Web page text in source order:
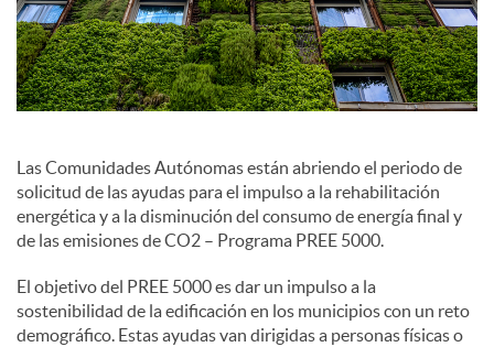
d
e
s
S
o
Las Comunidades Autónomas están abriendo el periodo de
solicitud de las ayudas para el impulso a la rehabilitación
energética y a la disminución del consumo de energía final y
de las emisiones de CO2 – Programa PREE 5000.
El objetivo del PREE 5000 es dar un impulso a la
sostenibilidad de la edificación en los municipios con un reto
demográfico. Estas ayudas van dirigidas a personas físicas o